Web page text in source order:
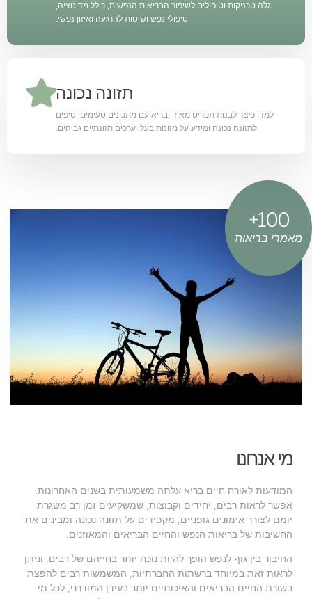
גלה טכניקות וטיפולים לשיפור הבריאות הנפשית, כולל מדיטציה,
טיפולי נפש ושיטות להרגעה ואיזון נפשי.
תזונה נכונה
למדו כיצד לבנות תפריט מאוזן ובריא עם מתכונים טעימים, טיפים
לתזונה נכונה ומידע על מזונות בעלי ערכים תזונתיים גבוהים.
מאמרי בריאות
100
+
מי אנחנו
המודעות לאורח חיים בריא עלתה משמעותית בשנים האחרונות.
אפשר לראות רבים, יחידים וקבוצות, שמשקיעים זמן רב משגרת
יומם לצורך אימונים גופניים, מקפידים על תזונה נכונה ומבינים את
החשיבות של בריאות הנפש והחיים הבריאים והמאוזנים.
החיבור בין גוף לנפש הופך להיות נוכח יותר בחייהם של רבים, וניתן
לראות זאת במיוחד ברשתות החברתיות, המשמשות רבים להפצת
בשורת החיים הבריאים והאיכותיים יותר בעידן המודרני, לכל מי